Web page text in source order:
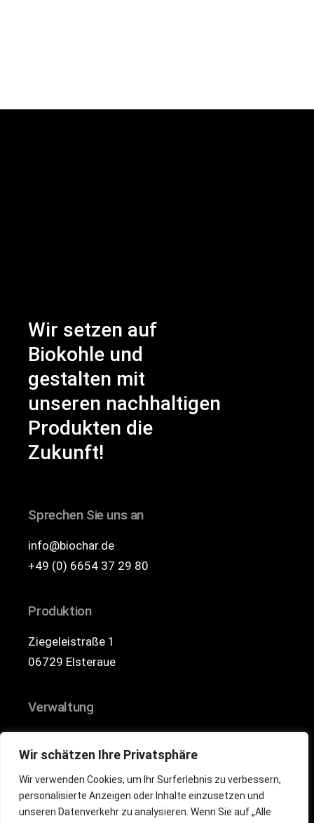
Wir schätzen Ihre Privatsphäre
Wir verwenden Cookies, um Ihr Surferlebnis zu verbessern,
personalisierte Anzeigen oder Inhalte einzusetzen und
unseren Datenverkehr zu analysieren. Wenn Sie auf „Alle
Wir setzen auf
Biokohle und
gestalten mit
unseren nachhaltigen
Produkten die
Zukunft!
Sprechen Sie uns an
info@biochar.de
+49 (0) 6654 37 29 80
Produktion
Ziegeleistraße 1
06729 Elsteraue
Verwaltung
36129 Gersfeld
© 2025BIOCHAR GmbH & Co. KG